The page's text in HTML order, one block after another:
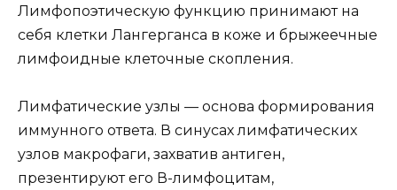
Лимфопоэтическую функцию принимают на
себя клетки Лангерганса в коже и брыжеечные
лимфоидные клеточные скопления.
Лимфатические узлы — основа формирования
иммунного ответа. В синусах лимфатических
узлов макрофаги, захватив антиген,
презентируют его В-лимфоцитам,